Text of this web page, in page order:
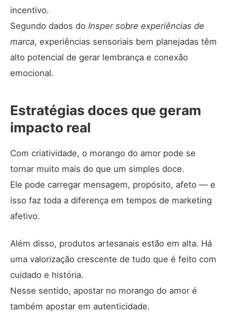
incentivo.
Segundo dados do Insper sobre experiências de
marca, experiências sensoriais bem planejadas têm
alto potencial de gerar lembrança e conexão
emocional.
Estratégias doces que geram
impacto real
Com criatividade, o morango do amor pode se
tornar muito mais do que um simples doce.
Ele pode carregar mensagem, propósito, afeto — e
isso faz toda a diferença em tempos de marketing
afetivo.
Além disso, produtos artesanais estão em alta. Há
uma valorização crescente de tudo que é feito com
cuidado e história.
Nesse sentido, apostar no morango do amor é
também apostar em autenticidade.